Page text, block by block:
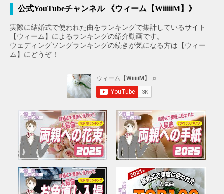
公式YouTubeチャンネル 《ウィーム【WiiiiiM】》
実際に結婚式で使われた曲をランキングで集計しているサイト
【ウィーム】によるランキングの紹介動画です。
ウェディングソングランキングの続きが気になる方は【ウィー
ム】にどうぞ！